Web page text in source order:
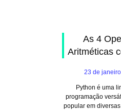
As 4
Aritméticas
23 de
Python é uma
programação
popular em